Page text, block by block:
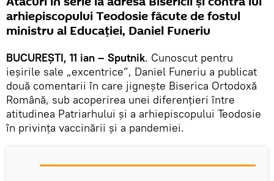
arhiepiscopului Teodosie făcute de fostul
ministru al Educației, Daniel Funeriu
BUCUREȘTI, 11 ian – Sputnik. Cunoscut pentru
ieșirile sale „excentrice”, Daniel Funeriu a publicat
două comentarii în care jignește Biserica Ortodoxă
Română, sub acoperirea unei diferențieri între
atitudinea Patriarhului și a arhiepiscopului Teodosie
în privința vaccinării și a pandemiei.